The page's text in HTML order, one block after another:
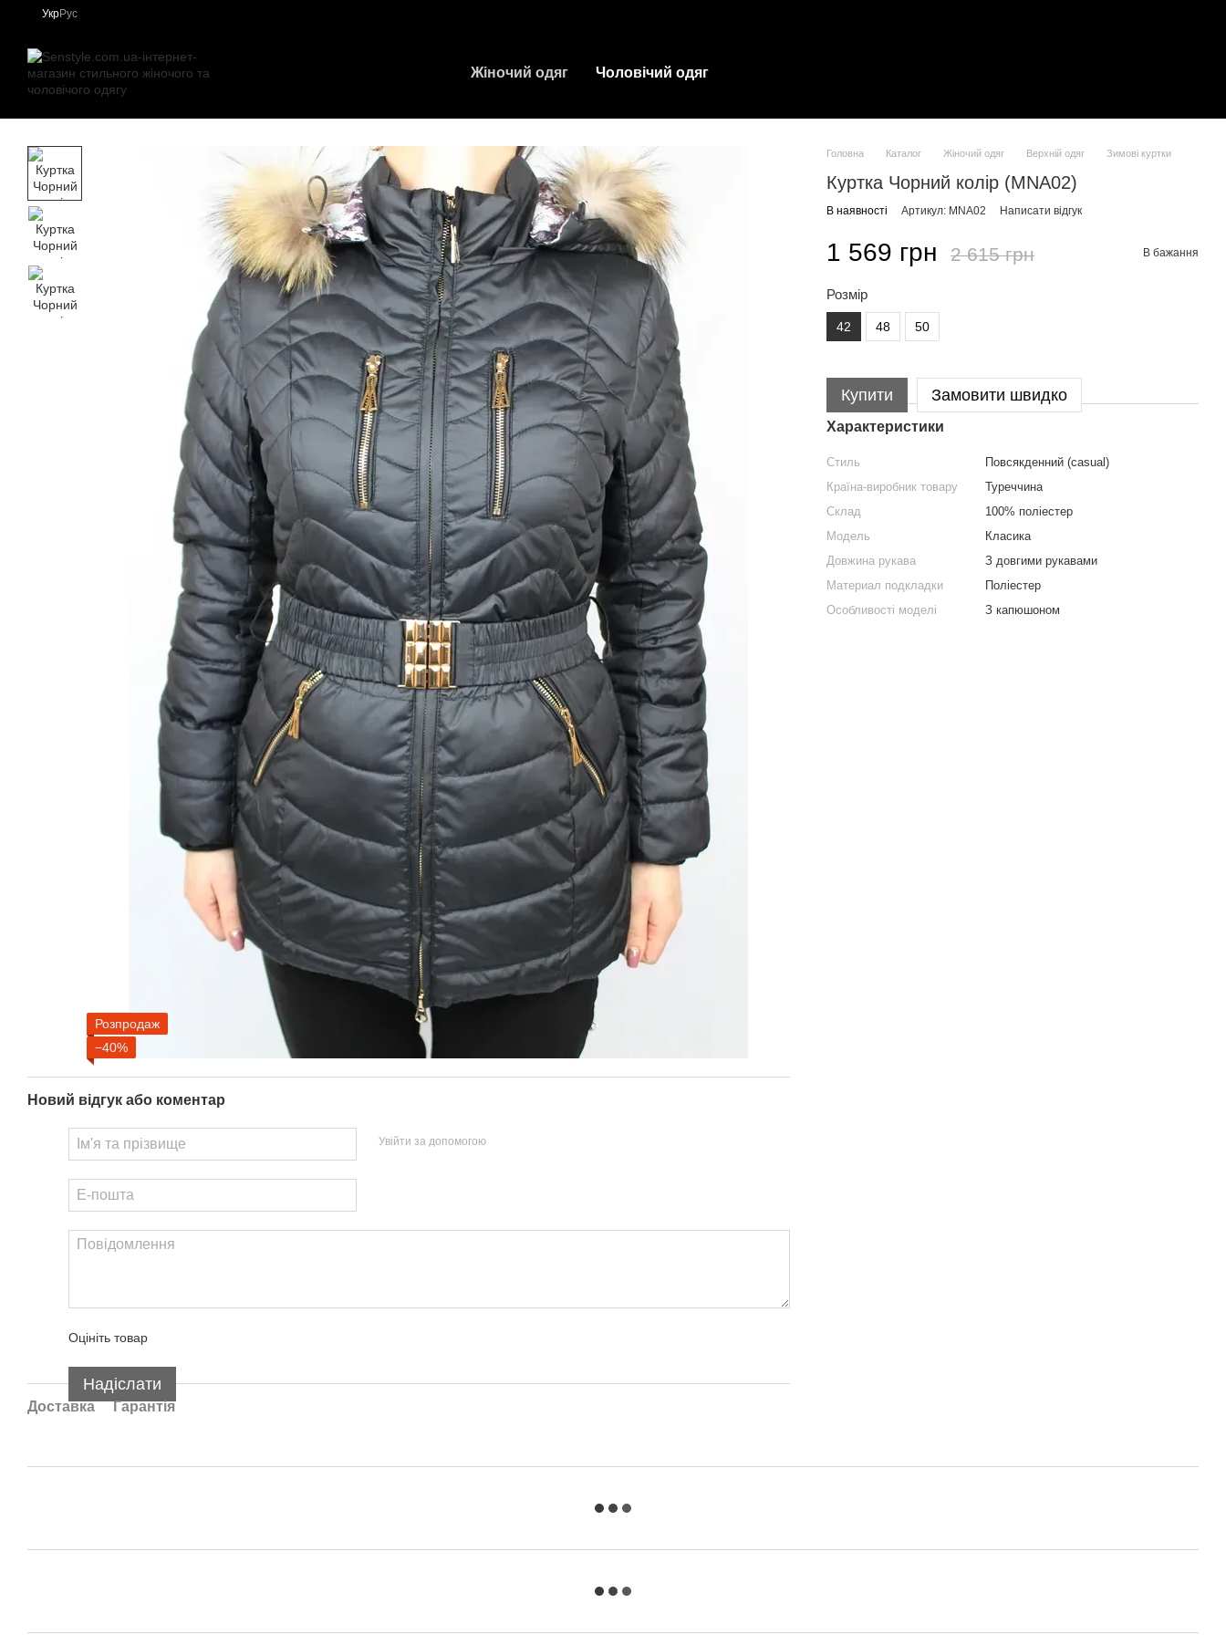
Перейти до основного контенту
УкрРус
Жіночий одяг Чоловічий одяг
Розпродаж
−40%
Новий відгук або коментар
Увійти за допомогою
Оцініть товар
Надіслати
Доставка Гарантія
Головна Каталог Жіночий одяг Верхній одяг Зимові куртки
Куртка Чорний колір (MNA02)
В наявності Артикул: MNA02 Написати відгук
1 569 грн 2 615 грн В бажання
Розмір
42 48 50
Купити Замовити швидко
Характеристики
Стиль
Повсякденний (casual)
Країна-виробник товару
Туреччина
Склад
100% поліестер
Модель
Класика
Довжина рукава
З довгими рукавами
Материал подкладки
Поліестер
Особливості моделі
З капюшоном